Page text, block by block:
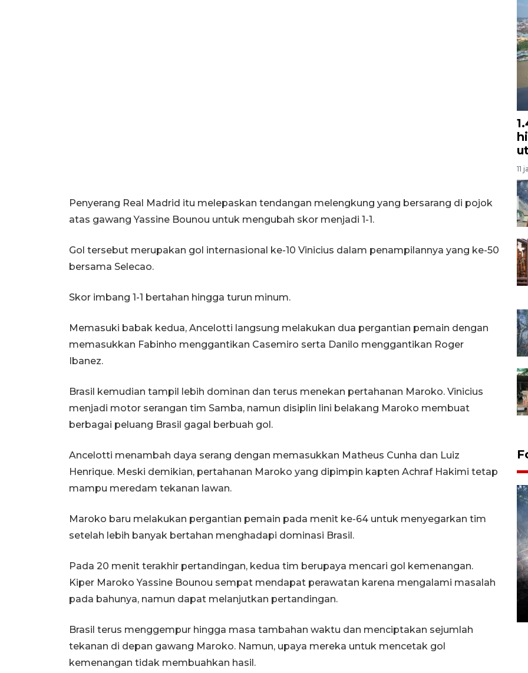
Penyerang Real Madrid itu melepaskan tendangan melengkung yang bersarang di pojok
atas gawang Yassine Bounou untuk mengubah skor menjadi 1-1.
Gol tersebut merupakan gol internasional ke-10 Vinicius dalam penampilannya yang ke-50
bersama Selecao.
Skor imbang 1-1 bertahan hingga turun minum.
Memasuki babak kedua, Ancelotti langsung melakukan dua pergantian pemain dengan
memasukkan Fabinho menggantikan Casemiro serta Danilo menggantikan Roger
Ibanez.
Brasil kemudian tampil lebih dominan dan terus menekan pertahanan Maroko. Vinicius
menjadi motor serangan tim Samba, namun disiplin lini belakang Maroko membuat
berbagai peluang Brasil gagal berbuah gol.
Ancelotti menambah daya serang dengan memasukkan Matheus Cunha dan Luiz
Henrique. Meski demikian, pertahanan Maroko yang dipimpin kapten Achraf Hakimi tetap
mampu meredam tekanan lawan.
Maroko baru melakukan pergantian pemain pada menit ke-64 untuk menyegarkan tim
setelah lebih banyak bertahan menghadapi dominasi Brasil.
Pada 20 menit terakhir pertandingan, kedua tim berupaya mencari gol kemenangan.
Kiper Maroko Yassine Bounou sempat mendapat perawatan karena mengalami masalah
pada bahunya, namun dapat melanjutkan pertandingan.
Brasil terus menggempur hingga masa tambahan waktu dan menciptakan sejumlah
tekanan di depan gawang Maroko. Namun, upaya mereka untuk mencetak gol
kemenangan tidak membuahkan hasil.
11
Alokasi anggaran untuk bibit
kopi arabika Gayo
15 June 2026 11:15 WIB